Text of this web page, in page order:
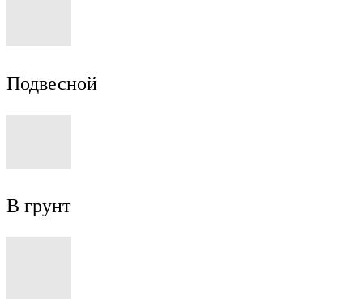
Подвесной
В грунт